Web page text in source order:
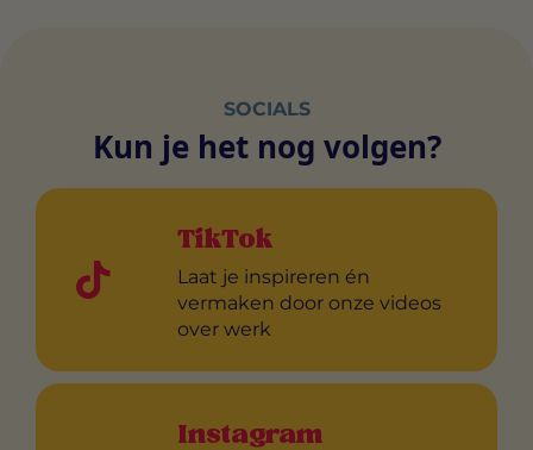
SOCIALS
Kun je het nog volgen?
TikTok
Laat je inspireren én
vermaken door onze videos
over werk
Instagram